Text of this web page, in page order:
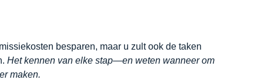
besparen, maar u zult ook de taken
Het kennen van elke stap—en weten wanneer om
maken.